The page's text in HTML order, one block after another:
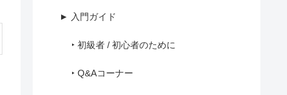
► 入門ガイド
‣ 初級者 / 初心者のために
‣ Q&Aコーナー